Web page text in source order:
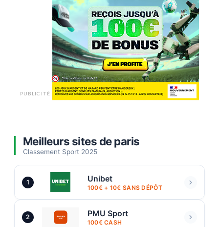
PUBLICITÉ
Meilleurs sites de paris
Classement Sport 2025
1 Unibet
100€ + 10€ SANS DÉPÔT
2 PMU Sport
100€ CASH